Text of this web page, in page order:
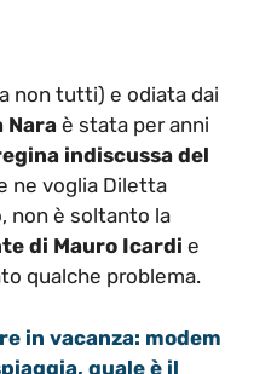
non tutti) e odiata dai
Nara è stata per anni
indiscussa del
ne voglia Diletta
non è soltanto la
di Mauro Icardi e
qualche problema.
in vacanza: modem
quale è il